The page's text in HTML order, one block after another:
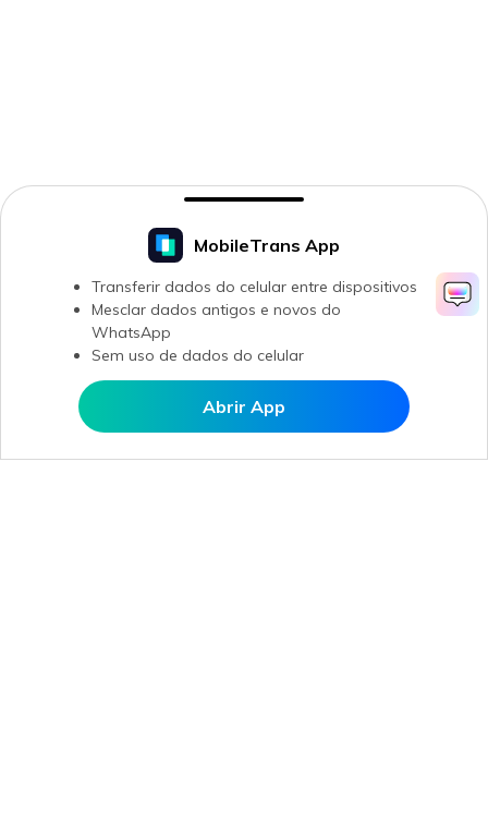
Abrir MobileTrans APP
MobileTrans App
Transferir dados do celular entre dispositivos
Mesclar dados antigos e novos do
WhatsApp
Sem uso de dados do celular
Abrir App